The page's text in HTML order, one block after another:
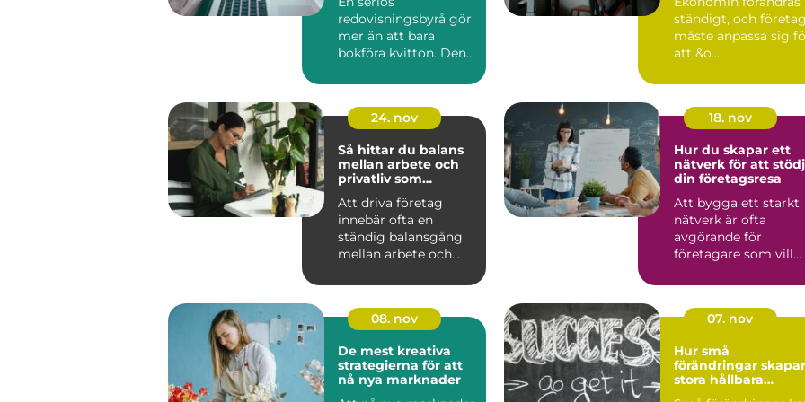
redovisningsbyrå gör
mer än att bara
bokföra kvitton. Den
idag
ständigt, och företag
måste anpassa sig
att &o...
24. nov
Så hittar du balans
mellan arbete och
privatliv som
Att driva företag
innebär ofta en
ständig balansgång
mellan arbete och
18. nov
Hur du skapar ett
nätverk för att
din företagsresa
Att bygga ett starkt
nätverk är ofta
avgörande för
företagare som vill
08. nov
De mest kreativa
strategierna för att
nå nya marknader
07. nov
Hur små
förändringar skapar
stora hållbara